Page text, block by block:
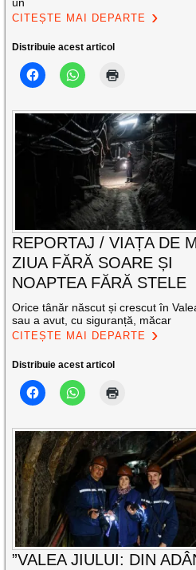
CITEȘTE MAI DEPARTE
Distribuie acest articol
REPORTAJ / VIAȚA DE
ZIUA FĂRĂ SOARE ȘI
NOAPTEA FĂRĂ STELE
Orice tânăr născut și crescut în
sau a avut, cu siguranță, măcar
CITEȘTE MAI DEPARTE
Distribuie acest articol
”VALEA JIULUI: DIN